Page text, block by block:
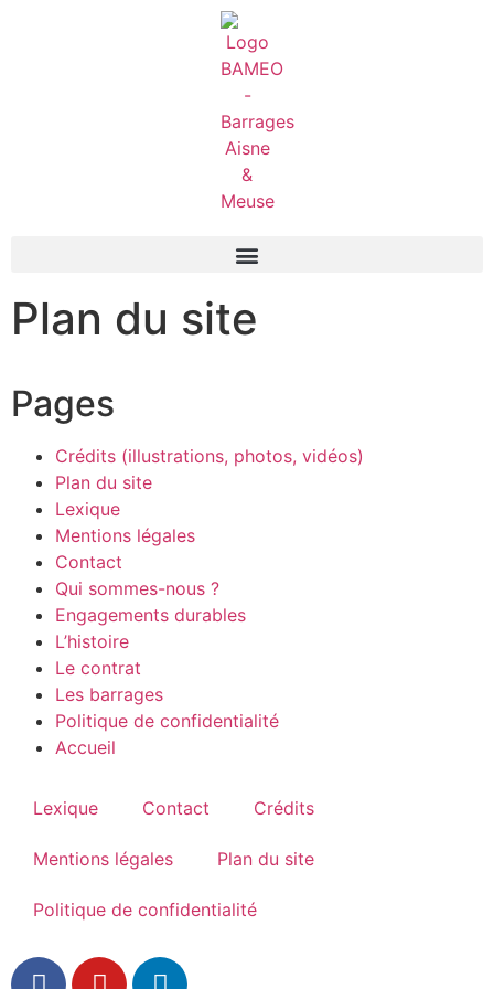
Plan du site
Pages
Crédits (illustrations, photos, vidéos)
Plan du site
Lexique
Mentions légales
Contact
Qui sommes-nous ?
Engagements durables
L’histoire
Le contrat
Les barrages
Politique de confidentialité
Accueil
Lexique Contact Crédits
Mentions légales Plan du site
Politique de confidentialité